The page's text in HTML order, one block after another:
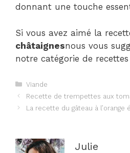
donnant une touche
Si vous avez aimé la
châtaignesnous vous
notre catégorie de
Catégories
Viande
Navigation
des
Recette de trempettes aux
La recette du gâteau à l’orange
Julie